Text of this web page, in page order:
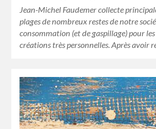
Jean-Michel Faudemer collecte
plages de nombreux restes de notre
consommation (et de gaspillage) pour
créations très personnelles. Après avoir